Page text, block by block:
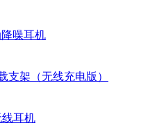
噪耳机
支架（无线充电版）
耳机